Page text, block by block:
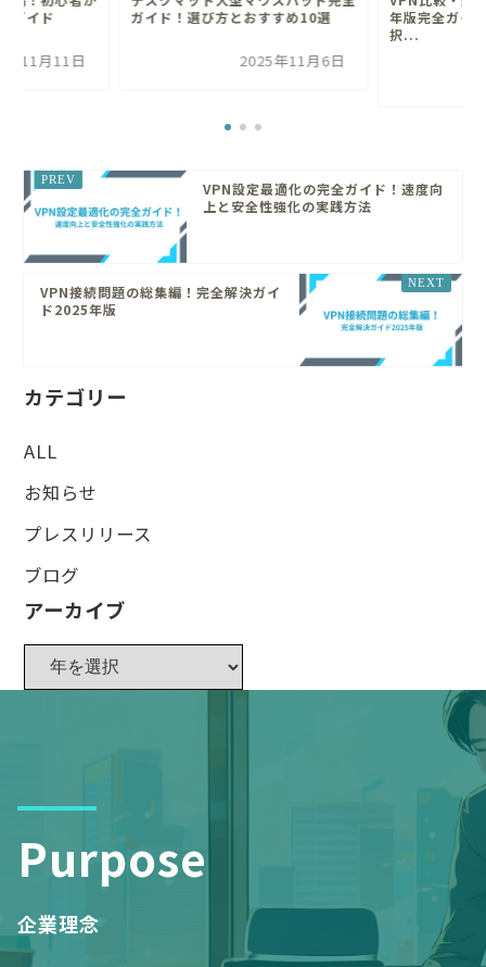
ガイド
年11月11日
ガイド！選び方とおすすめ10選
2025年11月6日
年版完全ガイ
択...
VPN設定最適化の完全ガイド！速度向
上と安全性強化の実践方法
VPN接続問題の総集編！完全解決ガイ
ド2025年版
カテゴリー
ALL
お知らせ
プレスリリース
ブログ
アーカイブ
Purpose
企業理念